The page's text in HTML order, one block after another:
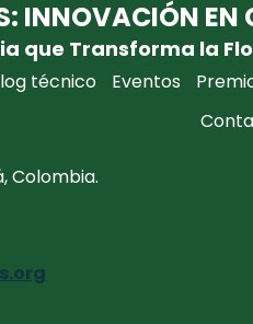
INNOVACIÓN EN
que Transforma la
técnico Eventos
Colombia.